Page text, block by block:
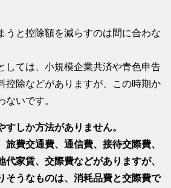
うと控除額を減らすのは間に合わな
しては、小規模企業共済や青色申告
控除などがありますが、この時期か
ないです。
すしか方法がありません。
旅費交通費、通信費、接待交際費、
代家賃、交際費などがありますが、
そうなものは、消耗品費と交際費で